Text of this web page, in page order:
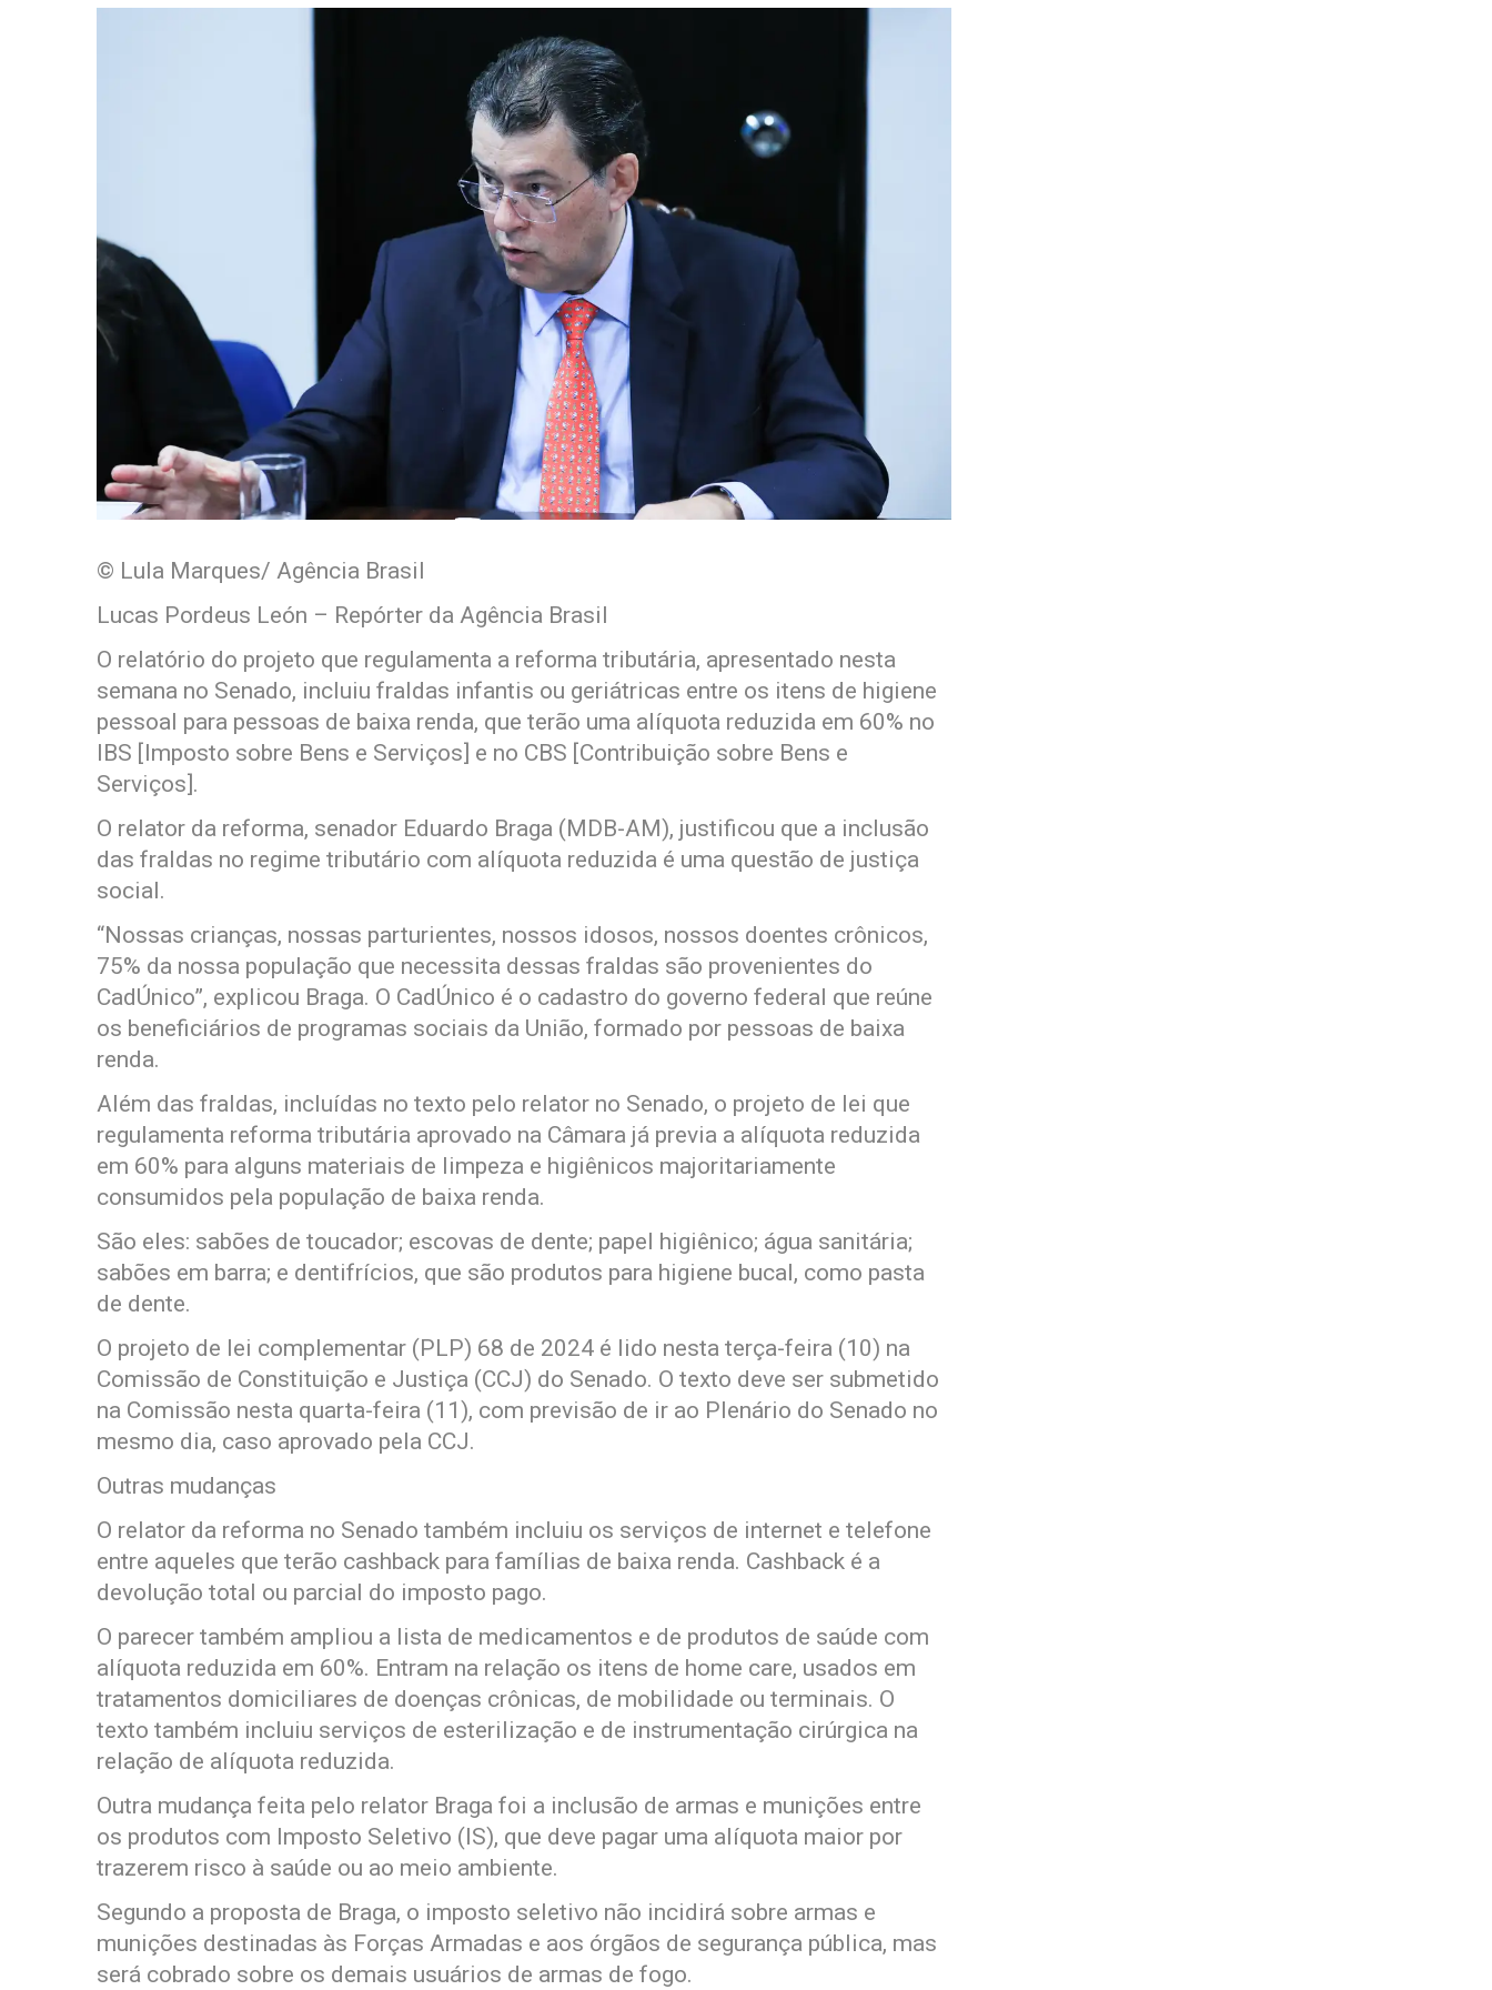
© Lula Marques/ Agência Brasil
Lucas Pordeus León – Repórter da Agência Brasil
O relatório do projeto que regulamenta a reforma tributária, apresentado nesta
semana no Senado, incluiu fraldas infantis ou geriátricas entre os itens de higiene
pessoal para pessoas de baixa renda, que terão uma alíquota reduzida em 60% no
IBS [Imposto sobre Bens e Serviços] e no CBS [Contribuição sobre Bens e
Serviços].
O relator da reforma, senador Eduardo Braga (MDB-AM), justificou que a inclusão
das fraldas no regime tributário com alíquota reduzida é uma questão de justiça
social.
“Nossas crianças, nossas parturientes, nossos idosos, nossos doentes crônicos,
75% da nossa população que necessita dessas fraldas são provenientes do
CadÚnico”, explicou Braga. O CadÚnico é o cadastro do governo federal que reúne
os beneficiários de programas sociais da União, formado por pessoas de baixa
renda.
Além das fraldas, incluídas no texto pelo relator no Senado, o projeto de lei que
regulamenta reforma tributária aprovado na Câmara já previa a alíquota reduzida
em 60% para alguns materiais de limpeza e higiênicos majoritariamente
consumidos pela população de baixa renda.
São eles: sabões de toucador; escovas de dente; papel higiênico; água sanitária;
sabões em barra; e dentifrícios, que são produtos para higiene bucal, como pasta
de dente.
O projeto de lei complementar (PLP) 68 de 2024 é lido nesta terça-feira (10) na
Comissão de Constituição e Justiça (CCJ) do Senado. O texto deve ser submetido
na Comissão nesta quarta-feira (11), com previsão de ir ao Plenário do Senado no
mesmo dia, caso aprovado pela CCJ.
Outras mudanças
O relator da reforma no Senado também incluiu os serviços de internet e telefone
entre aqueles que terão cashback para famílias de baixa renda. Cashback é a
devolução total ou parcial do imposto pago.
O parecer também ampliou a lista de medicamentos e de produtos de saúde com
alíquota reduzida em 60%. Entram na relação os itens de home care, usados em
tratamentos domiciliares de doenças crônicas, de mobilidade ou terminais. O
texto também incluiu serviços de esterilização e de instrumentação cirúrgica na
relação de alíquota reduzida.
Outra mudança feita pelo relator Braga foi a inclusão de armas e munições entre
os produtos com Imposto Seletivo (IS), que deve pagar uma alíquota maior por
trazerem risco à saúde ou ao meio ambiente.
Segundo a proposta de Braga, o imposto seletivo não incidirá sobre armas e
munições destinadas às Forças Armadas e aos órgãos de segurança pública, mas
será cobrado sobre os demais usuários de armas de fogo.